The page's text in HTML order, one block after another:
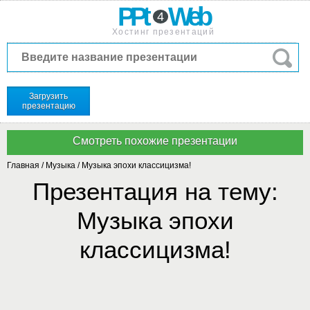
PPt 4 Web
Хостинг презентаций
Загрузить
презентацию
Главная / Музыка / Музыка эпохи классицизма!
Презентация на тему:
Музыка эпохи
классицизма!